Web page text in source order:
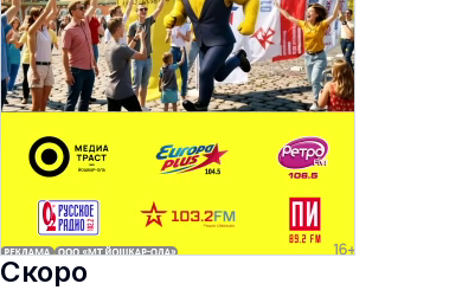
Скоро